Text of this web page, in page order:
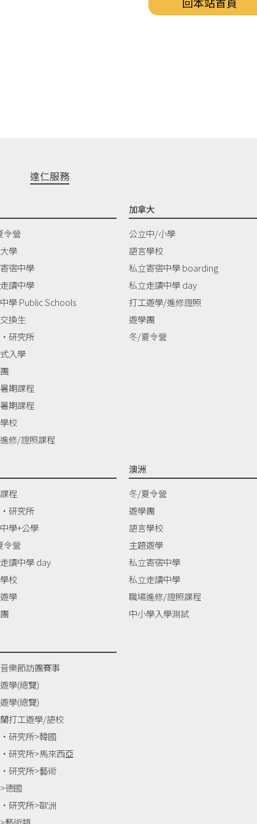
達仁服務
令營
學
宿中學
讀中學
學 Public Schools
換生
研究所
入學
期課程
期課程
校
修/證照課程
加拿大
公立中/小學
語言學校
私立寄宿中學 boarding
私立走讀中學 day
打工遊學/進修證照
遊學團
冬/夏令營
程
研究所
學+公學
令營
讀中學 day
校
學
澳洲
冬/夏令營
遊學團
語言學校
主題遊學
私立寄宿中學
私立走讀中學
職場進修/證照課程
中小學入學測試
樂節訪團賽事
學(總覽)
學(總覽)
打工遊學/語校
研究所>韓國
研究所>馬來西亞
研究所>藝術
德國
研究所>歐洲